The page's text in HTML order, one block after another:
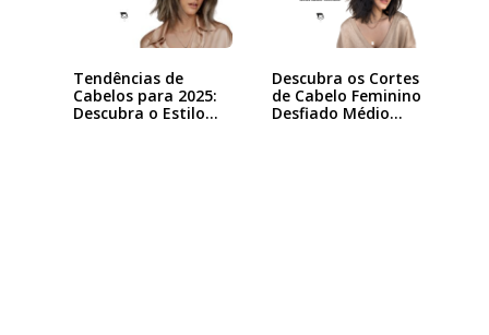
Tendências de
Cabelos para 2025:
Descubra o Estilo…
Descubra os Cortes
de Cabelo Feminino
Desfiado Médio…